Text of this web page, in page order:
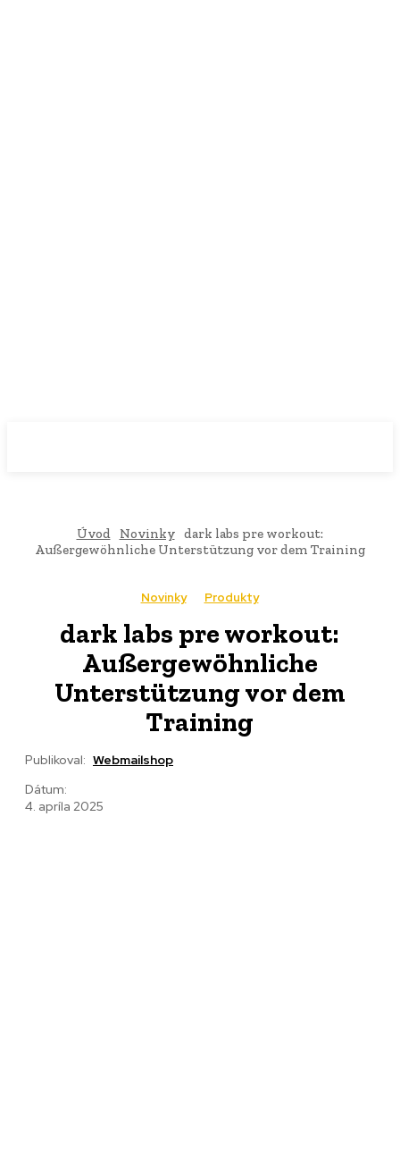
Úvod Novinky dark labs pre workout:
Außergewöhnliche Unterstützung vor dem Training
Novinky Produkty
dark labs pre workout:
Außergewöhnliche
Unterstützung vor dem
Training
Publikoval: Webmailshop
Dátum:
4. apríla 2025